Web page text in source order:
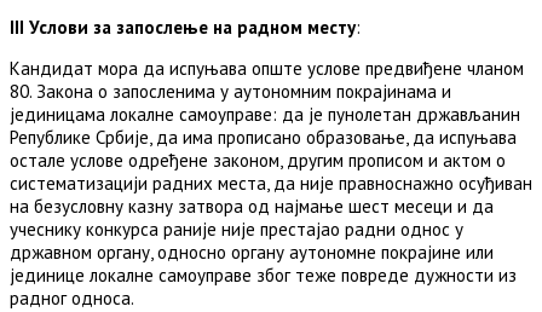
III Услови за запослење на радном месту:
Кандидат мора да испуњава опште услове предвиђене чланом
80. Закона о запосленима у аутономним покрајинама и
јединицама локалне самоуправе: да је пунолетан држављанин
Републике Србије, да има прописано образовање, да испуњава
остале услове одређене законом, другим прописом и актом о
систематизацији радних места, да није правноснажно осуђиван
на безусловну казну затвора од најмање шест месеци и да
учеснику конкурса раније није престајао радни однос у
државном органу, односно органу аутономне покрајине или
јединице локалне самоуправе због теже повреде дужности из
радног односа.